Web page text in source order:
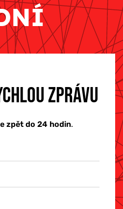
ZPRÁVU
zpět do 24 hodin.